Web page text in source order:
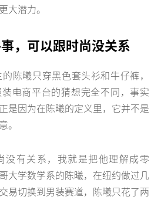
大潜力。
，可以跟时尚没关系
陈曦只穿黑色套头衫和牛仔裤，
电商平台的猜想完全不同，事实
是因为在陈曦的定义里，它并不是
。
没有关系，我就是把他理解成零
大学数学系的陈曦，在纽约做过几
易切换到男装赛道，陈曦只花了两